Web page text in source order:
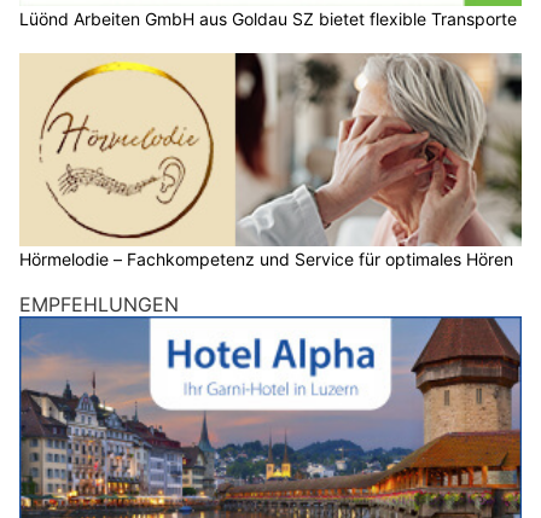
Lüönd Arbeiten GmbH aus Goldau SZ bietet flexible Transporte
Hörmelodie – Fachkompetenz und Service für optimales Hören
EMPFEHLUNGEN